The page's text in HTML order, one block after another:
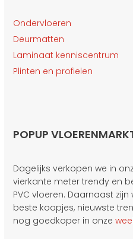
Ondervloeren
Deurmatten
Laminaat kenniscentrum
Plinten en profielen
POPUP
Dagelijks verkopen we in
vierkante meter trendy en
PVC vloeren. Daarnaast
beste koopjes, nieuwste
nog goedkoper in onze